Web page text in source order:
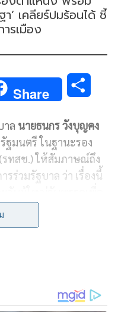
’ เคลียร์ปมร้อนได้ ชี้
รเมือง
Share
a
r
e
าล นายธนกร วังบุญคง
ฐมนตรี ในฐานะรอง
ทสช.) ให้สัมภาษณ์ถึง
รร่วมรัฐบาล ว่า เรื่องนี้
. จะมีการประชุม สส.ทั้ง
รค
ครไปร่วมแถลงกับพรรค
วหน้าพรรคกับ